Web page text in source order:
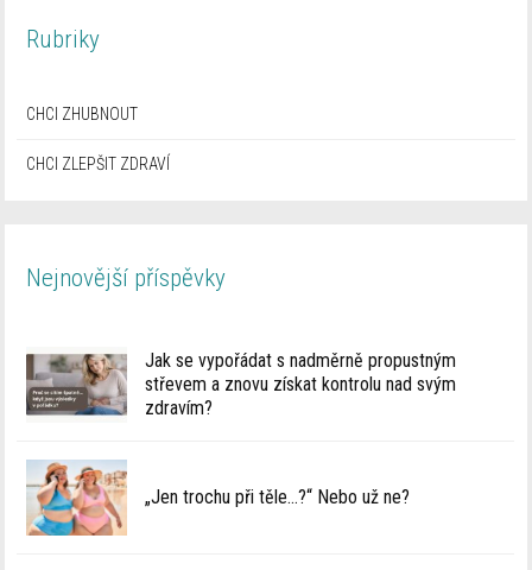
Rubriky
CHCI ZHUBNOUT
CHCI ZLEPŠIT ZDRAVÍ
Nejnovější příspěvky
Jak se vypořádat s nadměrně propustným
střevem a znovu získat kontrolu nad svým
zdravím?
„Jen trochu při těle…?“ Nebo už ne?